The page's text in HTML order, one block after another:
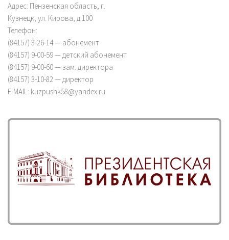
Адрес: Пензенская область, г.
Кузнецк, ул. Кирова, д.100
Телефон:
(84157) 3-26-14 — абонемент
(84157) 9-00-59 — детский абонемент
(84157) 9-00-60 — зам. директора
(84157) 3-10-82 — директор
E-MAIL: kuzpushk58@yandex.ru